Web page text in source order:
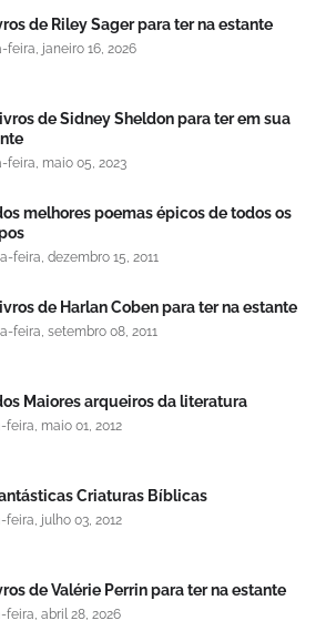
de Riley Sager para ter na estante
feira, janeiro 16, 2026
de Sidney Sheldon para ter em sua
feira, maio 05, 2023
melhores poemas épicos de todos os
feira, dezembro 15, 2011
de Harlan Coben para ter na estante
feira, setembro 08, 2011
Maiores arqueiros da literatura
feira, maio 01, 2012
Criaturas Bíblicas
feira, julho 03, 2012
de Valérie Perrin para ter na estante
feira, abril 28, 2026